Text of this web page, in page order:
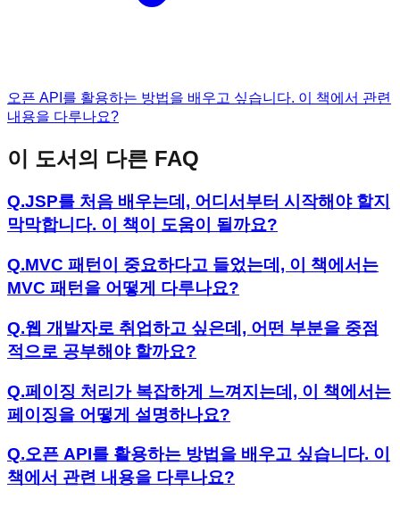
오픈 API를 활용하는 방법을 배우고 싶습니다. 이 책에서 관련
내용을 다루나요?
이 도서의 다른 FAQ
Q.JSP를 처음 배우는데, 어디서부터 시작해야 할지
막막합니다. 이 책이 도움이 될까요?
Q.MVC 패턴이 중요하다고 들었는데, 이 책에서는
MVC 패턴을 어떻게 다루나요?
Q.웹 개발자로 취업하고 싶은데, 어떤 부분을 중점
적으로 공부해야 할까요?
Q.페이징 처리가 복잡하게 느껴지는데, 이 책에서는
페이징을 어떻게 설명하나요?
Q.오픈 API를 활용하는 방법을 배우고 싶습니다. 이
책에서 관련 내용을 다루나요?